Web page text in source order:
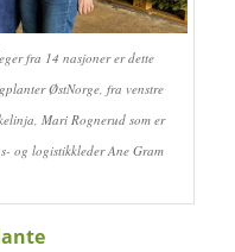
fra 14 nasjoner er dette
ØstNorge, fra venstre
Mari Rognerud som er
og logistikkleder Ane Gram